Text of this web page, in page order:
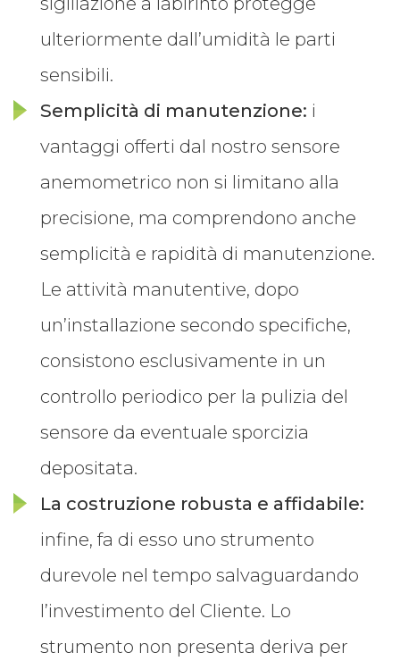
ulteriormente dall’umidità le parti
sensibili.
Semplicità di manutenzione: i
vantaggi offerti dal nostro sensore
anemometrico non si limitano alla
precisione, ma comprendono anche
semplicità e rapidità di manutenzione.
Le attività manutentive, dopo
un’installazione secondo specifiche,
consistono esclusivamente in un
controllo periodico per la pulizia del
sensore da eventuale sporcizia
depositata.
La costruzione robusta e affidabile:
infine, fa di esso uno strumento
durevole nel tempo salvaguardando
l’investimento del Cliente. Lo
strumento non presenta deriva per